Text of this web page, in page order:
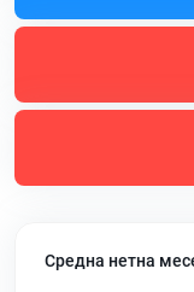
Средна нетна